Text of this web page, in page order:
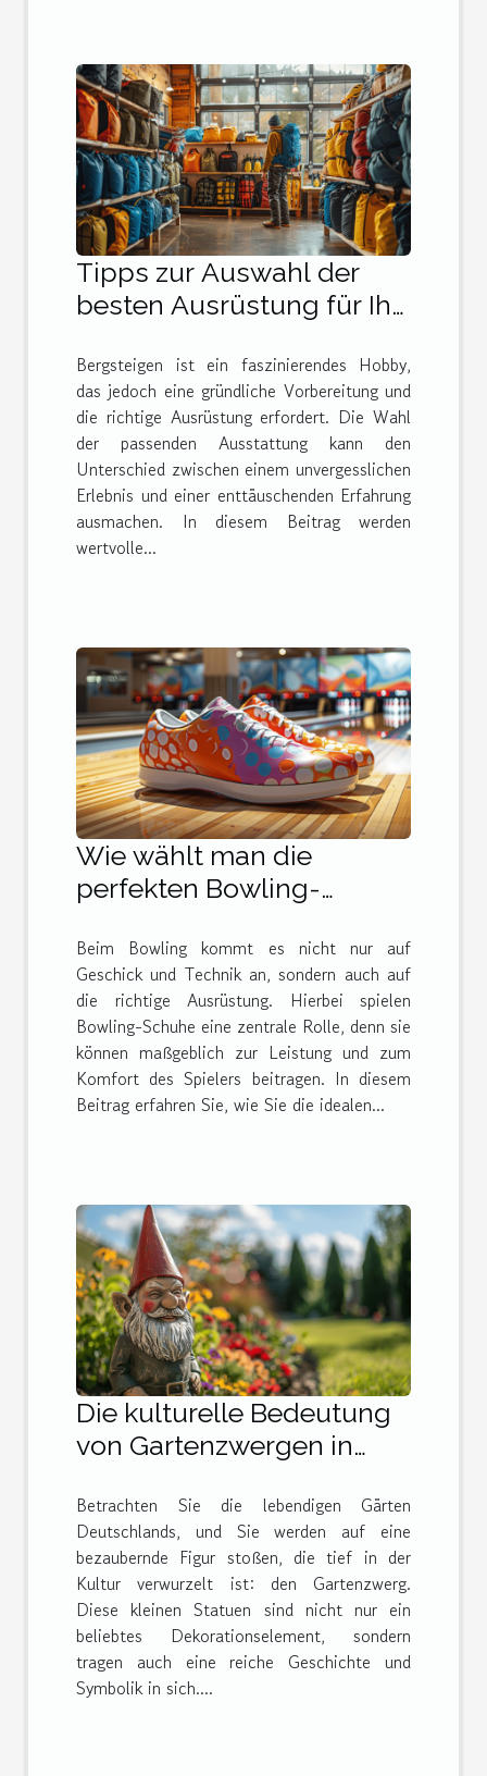
Tipps zur Auswahl der
besten Ausrüstung für Ihr
Bergsteigen ist ein faszinierendes Hobby,
das jedoch eine gründliche Vorbereitung und
die richtige Ausrüstung erfordert. Die Wahl
der passenden Ausstattung kann den
Unterschied zwischen einem unvergesslichen
Erlebnis und einer enttäuschenden Erfahrung
ausmachen. In diesem Beitrag werden
wertvolle...
Wie wählt man die
perfekten Bowling-
aus?
Beim Bowling kommt es nicht nur auf
Geschick und Technik an, sondern auch auf
die richtige Ausrüstung. Hierbei spielen
Bowling-Schuhe eine zentrale Rolle, denn sie
können maßgeblich zur Leistung und zum
Komfort des Spielers beitragen. In diesem
Beitrag erfahren Sie, wie Sie die idealen...
Die kulturelle Bedeutung
von Gartenzwergen in
hinaus
Betrachten Sie die lebendigen Gärten
Deutschlands, und Sie werden auf eine
bezaubernde Figur stoßen, die tief in der
Kultur verwurzelt ist: den Gartenzwerg.
Diese kleinen Statuen sind nicht nur ein
beliebtes Dekorationselement, sondern
tragen auch eine reiche Geschichte und
Symbolik in sich....